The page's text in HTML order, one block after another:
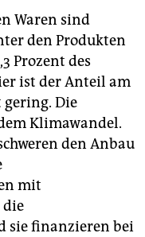
Waren sind
den Produkten
Prozent des
ist der Anteil am
gering. Die
Klimawandel.
den Anbau
mit
die
sie finanzieren bei